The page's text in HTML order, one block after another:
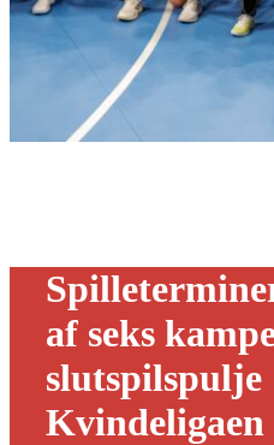
af seks
slutspilspulje
Kvindeligaen
14/03 - 2024